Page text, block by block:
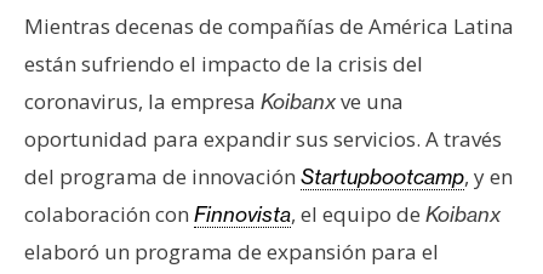
R
c
u
r
s
Mientras decenas de compañías de América Latina
están sufriendo el impacto de la crisis del
coronavirus, la empresa Koibanxve una
oportunidad para expandir sus servicios. A través
del programa de innovación Startupbootcamp, y en
colaboración con Finnovista, el equipo de Koibanx
elaboró un programa de expansión para el